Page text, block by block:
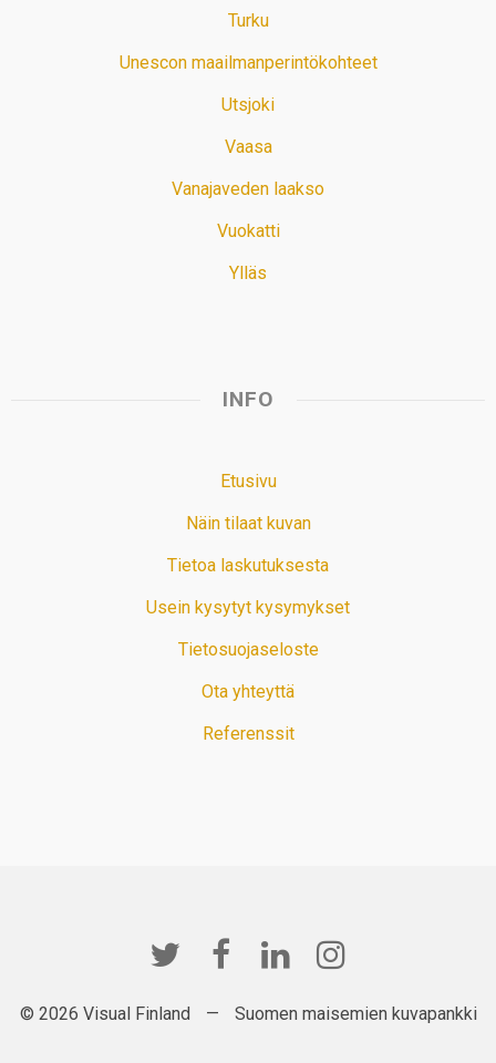
Turku
Unescon maailmanperintökohteet
Utsjoki
Vaasa
Vanajaveden laakso
Vuokatti
Ylläs
INFO
Etusivu
Näin tilaat kuvan
Tietoa laskutuksesta
Usein kysytyt kysymykset
Tietosuojaseloste
Ota yhteyttä
Referenssit
© 2026 Visual Finland — Suomen maisemien kuvapankki